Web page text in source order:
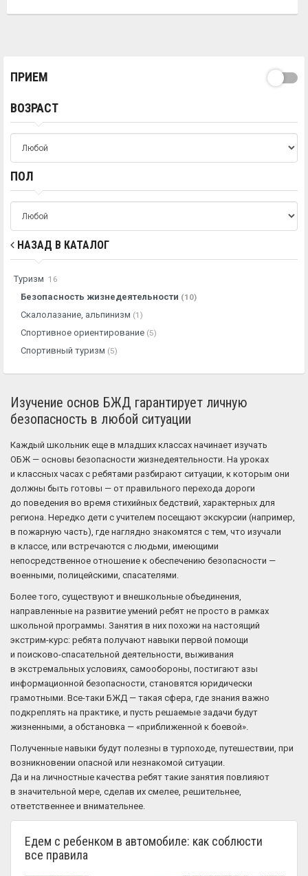
ПРИЕМ
ВОЗРАСТ
ПОЛ
НАЗАД В КАТАЛОГ
Туризм 16
Безопасность жизнедеятельности (10)
Скалолазание, альпинизм (1)
Спортивное ориентирование (5)
Спортивный туризм (5)
Изучение основ БЖД гарантирует личную
безопасность в любой ситуации
Каждый школьник еще в младших классах начинает изучать
ОБЖ — основы безопасности жизнедеятельности. На уроках
и классных часах с ребятами разбирают ситуации, к которым они
должны быть готовы — от правильного перехода дороги
до поведения во время стихийных бедствий, характерных для
региона. Нередко дети с учителем посещают экскурсии (например,
в пожарную часть), где наглядно знакомятся с тем, что изучали
в классе, или встречаются с людьми, имеющими
непосредственное отношение к обеспечению безопасности —
военными, полицейскими, спасателями.
Более того, существуют и внешкольные объединения,
направленные на развитие умений ребят не просто в рамках
школьной программы. Занятия в них похожи на настоящий
экстрим-курс: ребята получают навыки первой помощи
и поисково-спасательной деятельности, выживания
в экстремальных условиях, самообороны, постигают азы
информационной безопасности, становятся юридически
грамотными. Все-таки БЖД — такая сфера, где знания важно
подкреплять на практике, и пусть решаемые задачи будут
жизненными, а обстановка — «приближенной к боевой».
Полученные навыки будут полезны в турпоходе, путешествии, при
возникновении опасной или незнакомой ситуации.
Да и на личностные качества ребят такие занятия повлияют
в значительной мере, сделав их смелее, решительнее,
ответственнее и внимательнее.
Едем с ребенком в автомобиле: как соблюсти
все правила